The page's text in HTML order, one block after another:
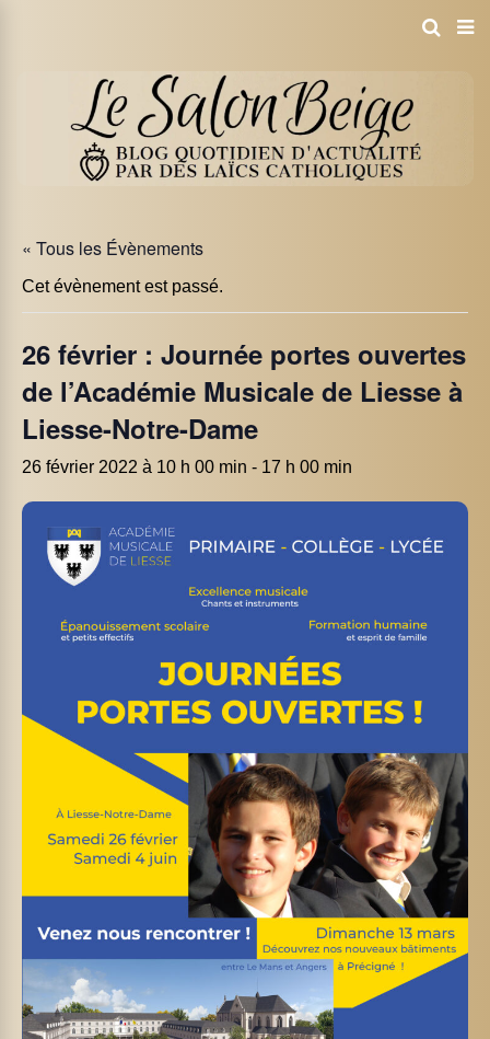
« Tous les Évènements
Cet évènement est passé.
26 février : Journée portes ouvertes
de l’Académie Musicale de Liesse à
Liesse-Notre-Dame
26 février 2022 à 10 h 00 min - 17 h 00 min